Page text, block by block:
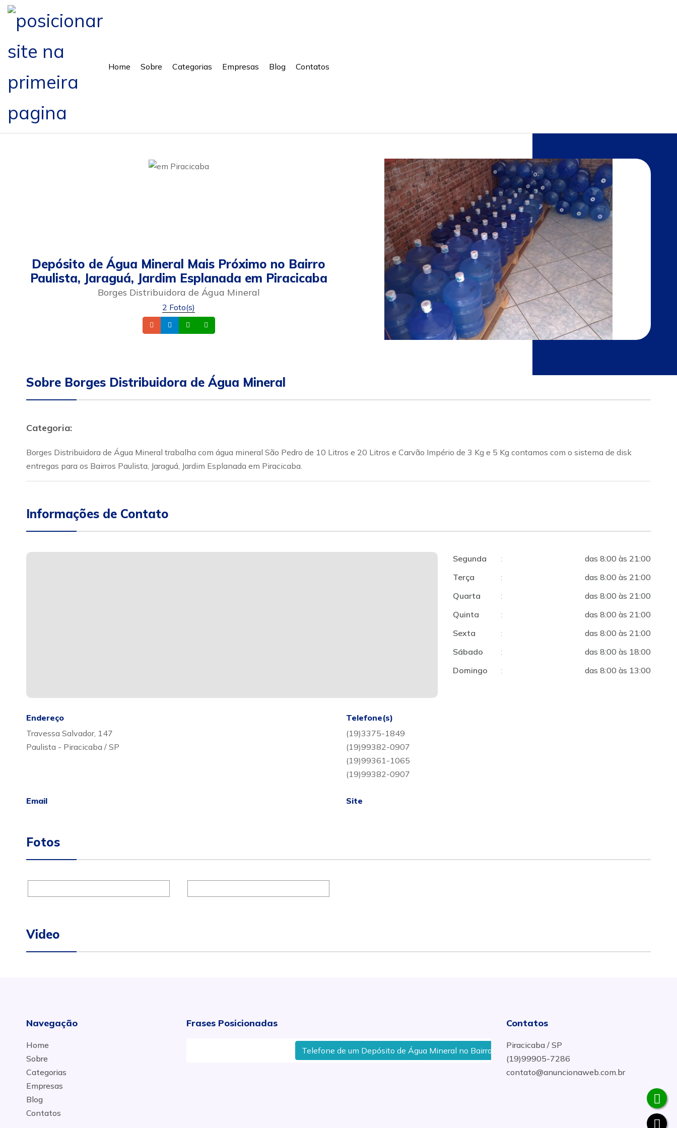
Home Sobre Categorias Empresas Blog Contatos
Depósito de Água Mineral Mais Próximo no Bairro
Paulista, Jaraguá, Jardim Esplanada em Piracicaba
Borges Distribuidora de Água Mineral
2 Foto(s)
TelefoneInstagramWhatsapp
Sobre Borges Distribuidora de Água Mineral
Categoria:
Borges Distribuidora de Água Mineral trabalha com água mineral São Pedro de 10 Litros e 20 Litros e Carvão Império de 3 Kg e 5 Kg contamos com o sistema de disk
entregas para os Bairros Paulista, Jaraguá, Jardim Esplanada em Piracicaba.
Informações de Contato
Segunda :
das 8:00 às 21:00
Terça
:
das 8:00 às 21:00
Quarta
:
das 8:00 às 21:00
Quinta
:
das 8:00 às 21:00
Sexta
:
das 8:00 às 21:00
Sábado
:
das 8:00 às 18:00
Domingo
: das 8:00 às 13:00
Endereço
Travessa Salvador, 147
Paulista - Piracicaba / SP
Telefone(s)
(19)3375-1849
(19)99382-0907
(19)99361-1065
(19)99382-0907
Email Site
Fotos
Video
Navegação
Home
Sobre
Categorias
Empresas
Blog
Contatos
Frases Posicionadas
Telefone de um Depósito de Água Mineral no Bairro Paulista, Jaraguá, Jardim Esplanada em Piracicaba
Contatos
Piracicaba / SP
(19)99905-7286
contato@anuncionaweb.com.br